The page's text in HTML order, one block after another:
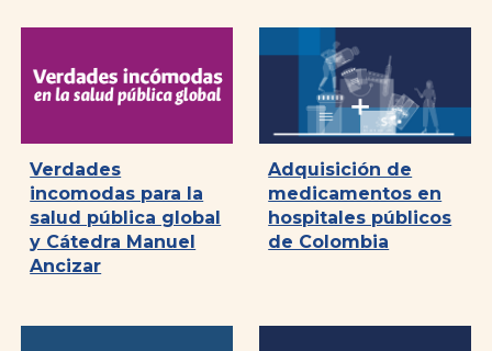
Verdades
incomodas para la
salud pública global
y Cátedra Manuel
Ancizar
Adquisición de
medicamentos en
hospitales públicos
de Colombia